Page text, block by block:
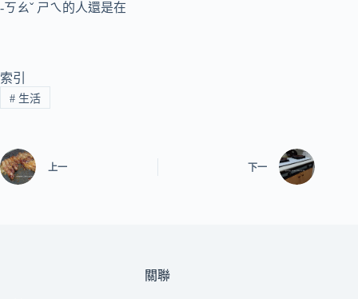
-ㄎㄠˇ ㄕㄟ的人還是在
索引
#生活
上一 下一
關聯